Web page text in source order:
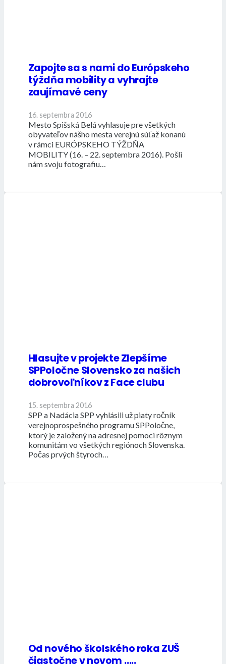
Zapojte sa s nami do Európskeho
týždňa mobility a vyhrajte
zaujímavé ceny
16. septembra 2016
Mesto Spišská Belá vyhlasuje pre všetkých
obyvateľov nášho mesta verejnú súťaž konanú
v rámci EURÓPSKEHO TÝŽDŇA
MOBILITY (16. – 22. septembra 2016). Pošli
nám svoju fotografiu…
Hlasujte v projekte Zlepšíme
SPPoločne Slovensko za našich
dobrovoľníkov z Face clubu
15. septembra 2016
SPP a Nadácia SPP vyhlásili už piaty ročník
verejnoprospešného programu SPPoločne,
ktorý je založený na adresnej pomoci rôznym
komunitám vo všetkých regiónoch Slovenska.
Počas prvých štyroch…
Od nového školského roka ZUŠ
čiastočne v novom …..